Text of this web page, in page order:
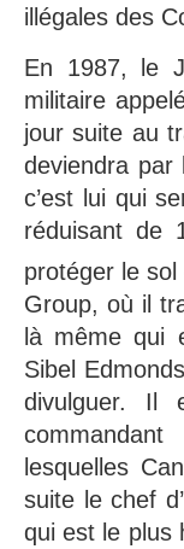
illégales des
En 1987, le
militaire
jour suite au
deviendra
c’est lui qui
réduisant de
protéger le sol
Group, où il
là même qui
Sibel
divulguer. Il
lesquelles
suite le chef
qui est le plus